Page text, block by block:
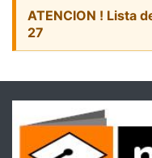
ATENCION ! Lista
27